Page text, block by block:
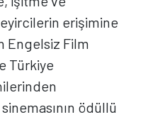
erişimine
Engelsiz Film
Türkiye
ödüllü